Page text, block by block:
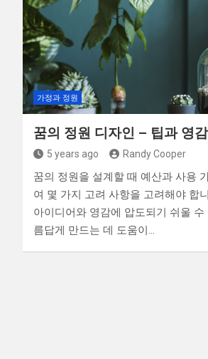
가정과 정원
꿈의 정원 디자인 – 팁과 영감
5 years ago Randy Cooper
꿈의 정원을 설계할 때 예산과 사용
여 몇 가지 고려 사항을 고려해야 합
아이디어와 영감에 압도되기 쉬울
름답게 만드는 데 도움이…